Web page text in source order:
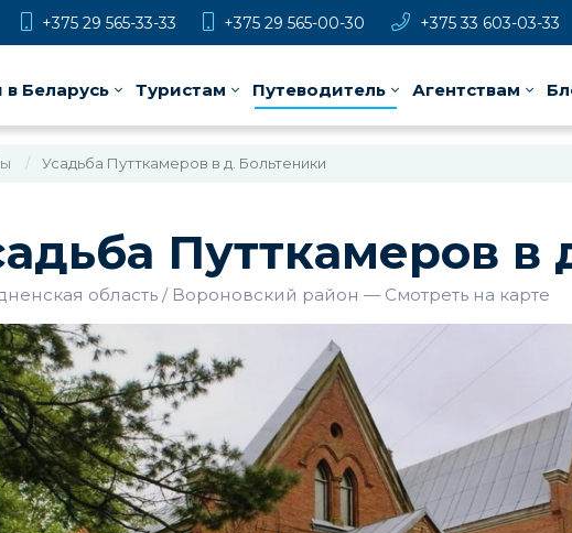
+375 29 565-33-33 +375 29 565-00-30 +375 33 603-03-33
в Беларусь Туристам Путеводитель Агентствам
Усадьба Путткамеров в д. Больтеники
Путткамеров в
область Вороновский район — Смотреть на карте